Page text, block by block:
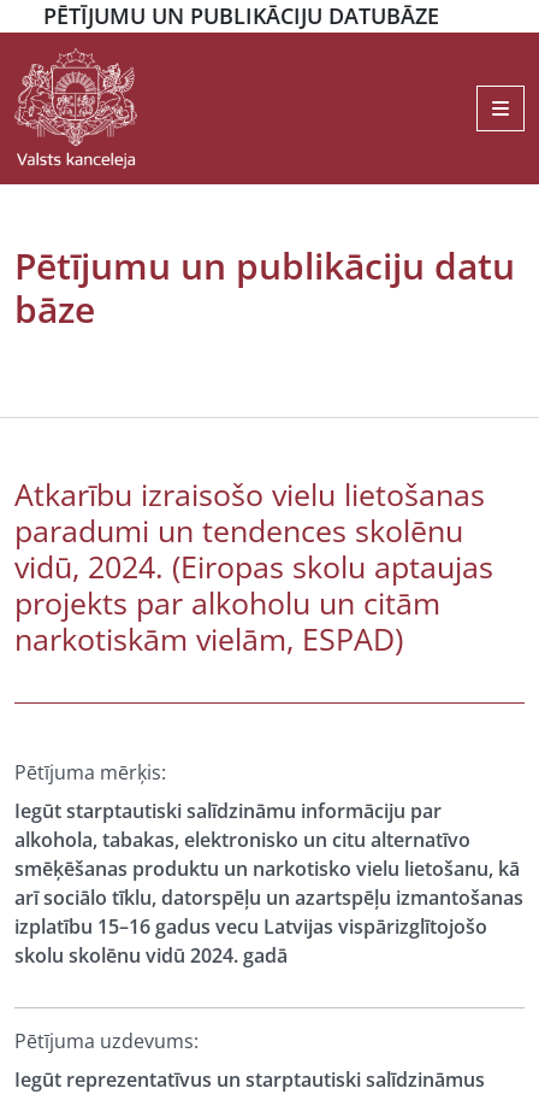
PĒTĪJUMU UN PUBLIKĀCIJU DATUBĀZE
Pētījumu un publikāciju datu
bāze
Atkarību izraisošo vielu lietošanas
paradumi un tendences skolēnu
vidū, 2024. (Eiropas skolu aptaujas
projekts par alkoholu un citām
narkotiskām vielām, ESPAD)
Pētījuma mērķis:
Iegūt starptautiski salīdzināmu informāciju par
alkohola, tabakas, elektronisko un citu alternatīvo
smēķēšanas produktu un narkotisko vielu lietošanu, kā
arī sociālo tīklu, datorspēļu un azartspēļu izmantošanas
izplatību 15–16 gadus vecu Latvijas vispārizglītojošo
skolu skolēnu vidū 2024. gadā
Pētījuma uzdevums:
Iegūt reprezentatīvus un starptautiski salīdzināmus